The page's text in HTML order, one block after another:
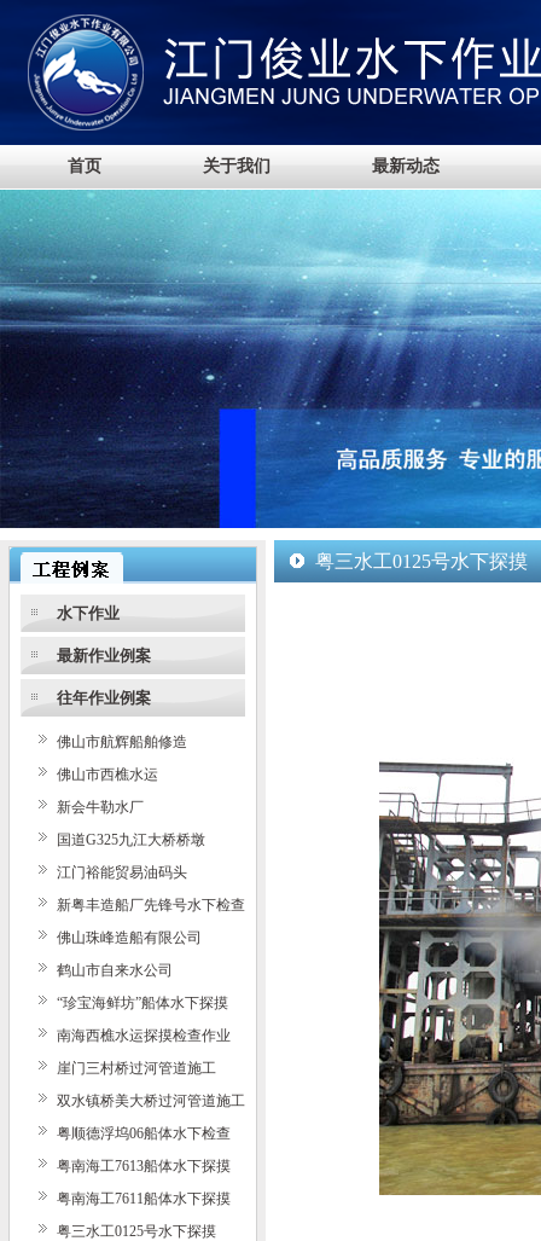
首页 关于我们 最新动态
水下作业
最新作业例案
往年作业例案
佛山市航辉船舶修造
佛山市西樵水运
新会牛勒水厂
国道G325九江大桥桥墩
江门裕能贸易油码头
新粤丰造船厂先锋号水下检查
佛山珠峰造船有限公司
鹤山市自来水公司
“珍宝海鲜坊”船体水下探摸
南海西樵水运探摸检查作业
崖门三村桥过河管道施工
双水镇桥美大桥过河管道施工
粤顺德浮坞06船体水下检查
粤南海工7613船体水下探摸
粤南海工7611船体水下探摸
粤三水工0125号水下探摸
粤三水工0125号水下探摸